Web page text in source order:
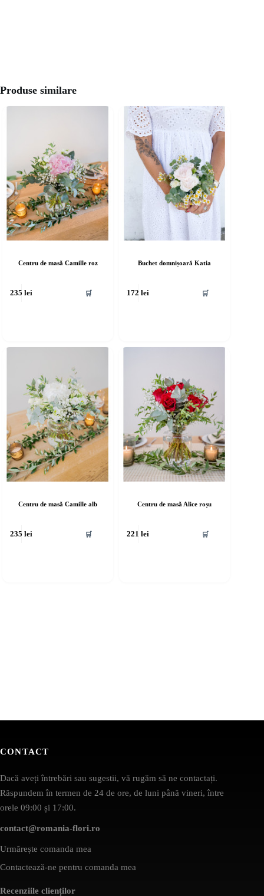
Produse similare
Centru de masă Camille roz
235lei 🛒
Buchet domnișoară Katia
172lei 🛒
Centru de masă Camille alb
235lei 🛒
Centru de masă Alice roșu
221lei 🛒
CONTACT
Dacă aveți întrebări sau sugestii, vă rugăm să ne contactați.
Răspundem în termen de 24 de ore, de luni până vineri, între
orele 09:00 și 17:00.
contact@romania-flori.ro
Urmărește comanda mea
Contactează-ne pentru comanda mea
Recenziile clienților